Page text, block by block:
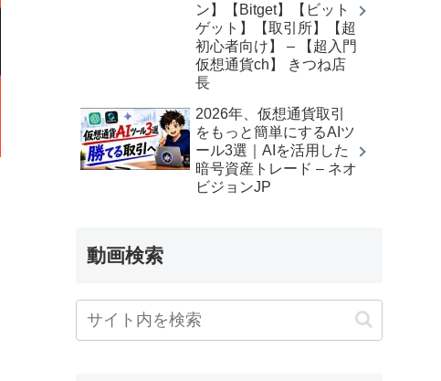
ン】【Bitget】【ビット
ゲット】【取引所】【超
初心者向け】 – 【超入門
仮想通貨ch】 きつね店
長
2026年、仮想通貨取引
をもっと簡単にするAIツ
ール3選｜AIを活用した
暗号資産トレード – ネオ
ビジョンJP
動画検索